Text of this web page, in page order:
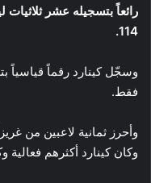
114.
فقط.
وأحرز ثمانية لاعبين من
وكان كينارد أكثرهم فعالية